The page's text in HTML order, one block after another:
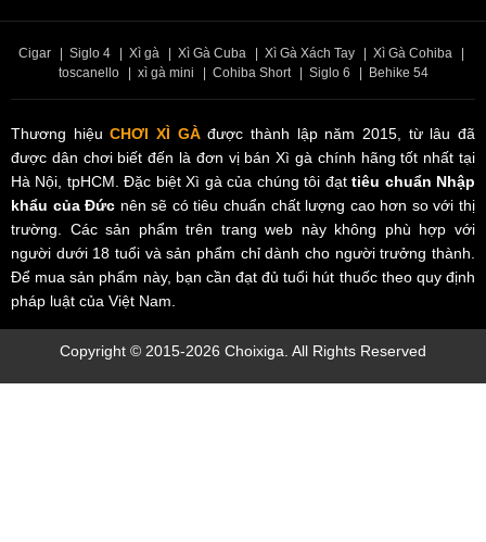
CS 12: VINCOM PLAZA ĐÀ NẴNG
CS 13: VINCOM PLAZA TRẦN PHÚ
Cigar | Siglo 4 | Xì gà | Xì Gà Cuba | Xì Gà Xách Tay | Xì Gà Cohiba
|
toscanello
| xì gà mini | Cohiba Short | Siglo 6 | Behike 54
Thương hiệuCHƠI XÌ GÀđược thành lập năm 2015, từ lâu đã
được dân chơi biết đến là đơn vị bán Xì gà chính hãng tốt nhất tại
Hà Nội, tpHCM. Đặc biệt Xì gà của chúng tôi đạttiêu chuẩn Nhập
khẩu của Đức nên sẽ có tiêu chuẩn chất lượng cao hơn so với thị
trường. Các sản phẩm trên trang web này không phù hợp với
người dưới 18 tuổi và sản phẩm chỉ dành cho người trưởng thành.
Để mua sản phẩm này, bạn cần đạt đủ tuổi hút thuốc theo quy định
pháp luật của Việt Nam.
Copyright © 2015-2026 Choixiga. All Rights Reserved